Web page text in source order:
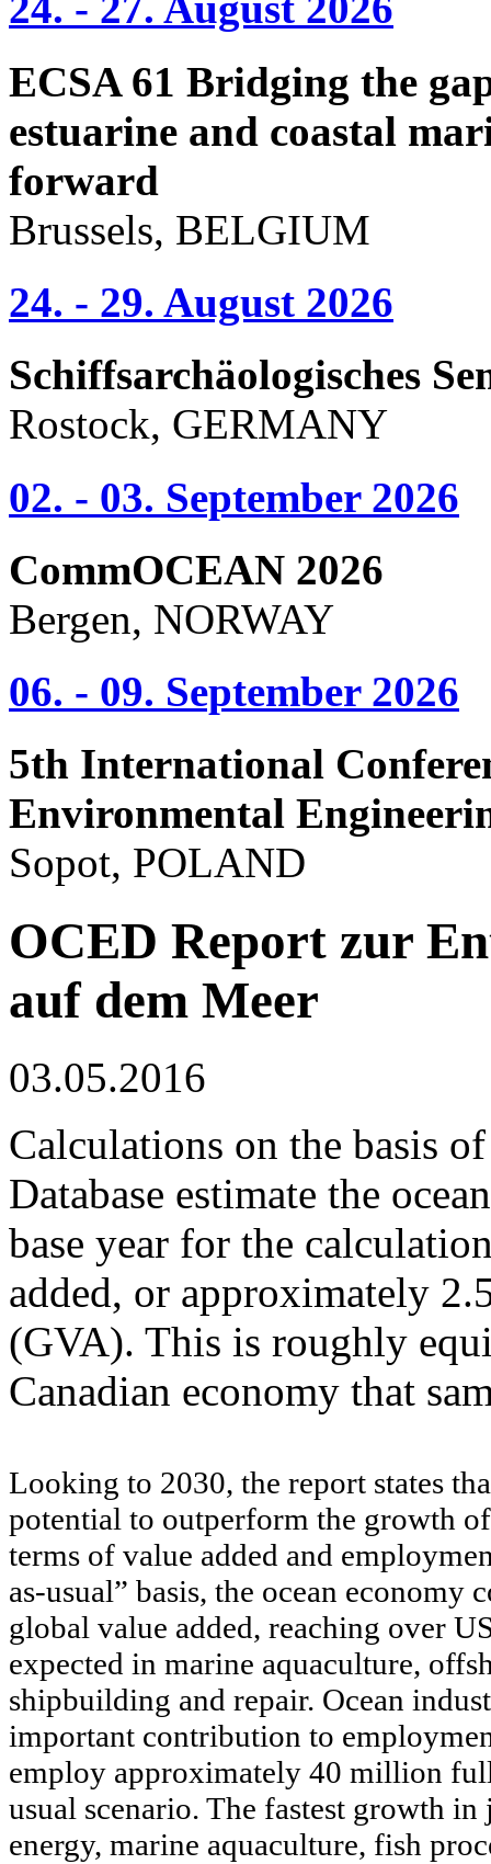
ECSA 61 Bridging the
estuarine and coastal
forward
Brussels, BELGIUM
24. - 29. August 2026
Schiffsarchäologisches
Rostock, GERMANY
02. - 03. September 2026
CommOCEAN 2026
Bergen, NORWAY
06. - 09. September 2026
5th International
Environmental
Sopot, POLAND
OCED Report zur
auf dem Meer
03.05.2016
Calculations on the basis
Database estimate the
base year for the
added, or approximately
(GVA). This is roughly
Canadian economy that
Looking to 2030, the report states
potential to outperform the growth
terms of value added and
as-usual” basis, the ocean
global value added, reaching over
expected in marine aquaculture,
shipbuilding and repair. Ocean
important contribution to
employ approximately 40 million
usual scenario. The fastest growth
energy, marine aquaculture, fish